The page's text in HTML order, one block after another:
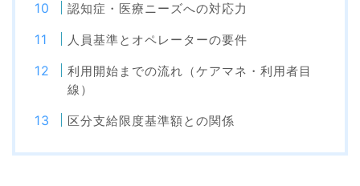
認知症・医療ニーズへの対応力
人員基準とオペレーターの要件
利用開始までの流れ（ケアマネ・利用者目
線）
区分支給限度基準額との関係